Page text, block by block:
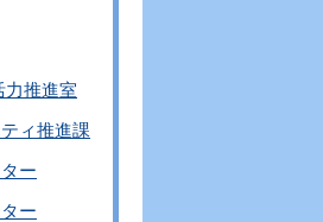
力推進室
ィ推進課
ー
ー